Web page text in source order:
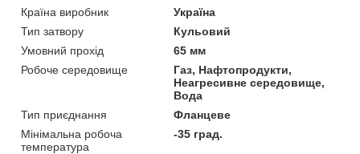
Країна виробник
Україна
Тип затвору
Кульовий
Умовний прохід
65 мм
Робоче середовище
Газ, Нафтопродукти,
Неагресивне середовище,
Вода
Тип приєднання
Фланцеве
Мінімальна робоча
температура
-35 град.